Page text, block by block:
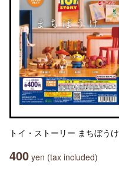
トイ・ストーリー まちぼうけ
400 yen (tax included)